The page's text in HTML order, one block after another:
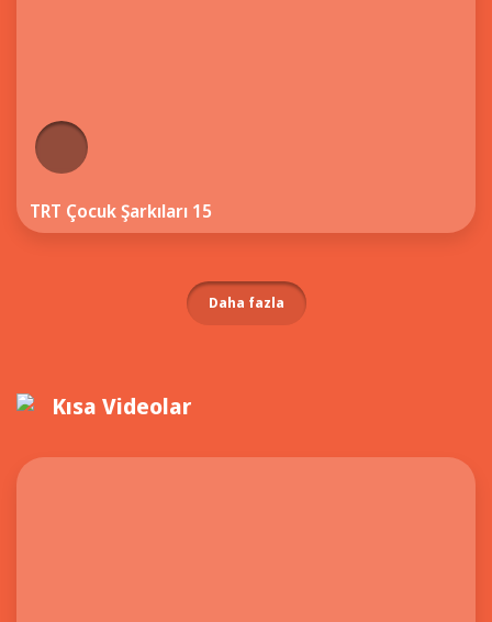
TRT Çocuk Şarkıları 15
Daha fazla
Kısa Videolar